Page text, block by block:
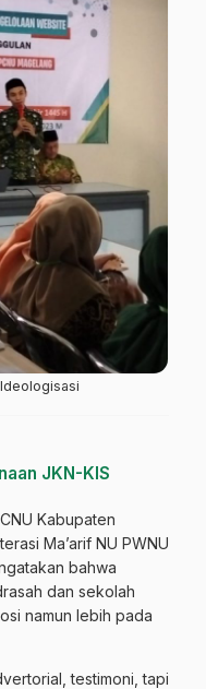
JKN-KIS
Kabupaten
Ma’arif NU PWNU
bahwa
dan sekolah
namun lebih pada
testimoni, tapi